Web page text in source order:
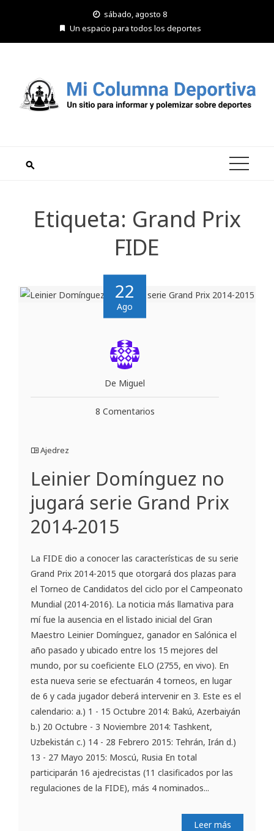
sábado, agosto 8
Un espacio para todos los deportes
Etiqueta: Grand Prix
FIDE
22
Ago
De Miguel
8 Comentarios
Ajedrez
Leinier Domínguez no
jugará serie Grand Prix
2014-2015
La FIDE dio a conocer las características de su serie
Grand Prix 2014-2015 que otorgará dos plazas para
el Torneo de Candidatos del ciclo por el Campeonato
Mundial (2014-2016). La noticia más llamativa para
mí fue la ausencia en el listado inicial del Gran
Maestro Leinier Domínguez, ganador en Salónica el
año pasado y ubicado entre los 15 mejores del
mundo, por su coeficiente ELO (2755, en vivo). En
esta nueva serie se efectuarán 4 torneos, en lugar
de 6 y cada jugador deberá intervenir en 3. Este es el
calendario: a.) 1 - 15 Octubre 2014: Bakú, Azerbaiyán
b.) 20 Octubre - 3 Noviembre 2014: Tashkent,
Uzbekistán c.) 14 - 28 Febrero 2015: Tehrán, Irán d.)
13 - 27 Mayo 2015: Moscú, Rusia En total
participarán 16 ajedrecistas (11 clasificados por las
regulaciones de la FIDE), más 4 nominados...
Leer más